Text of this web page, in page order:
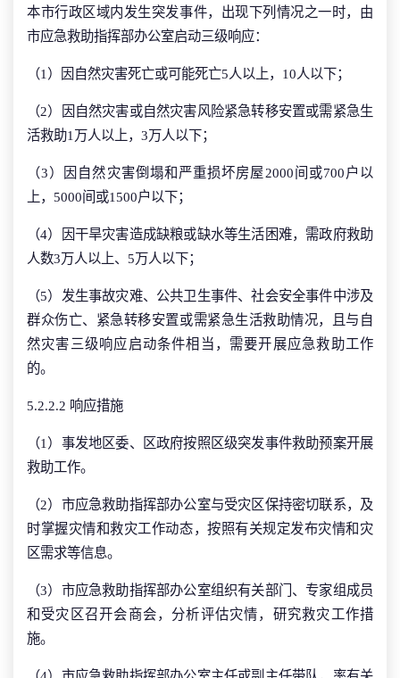
本市行政区域内发生突发事件，出现下列情况之一时，由
市应急救助指挥部办公室启动三级响应：
（1）因自然灾害死亡或可能死亡5人以上，10人以下；
（2）因自然灾害或自然灾害风险紧急转移安置或需紧急生
活救助1万人以上，3万人以下；
（3）因自然灾害倒塌和严重损坏房屋2000间或700户以
上，5000间或1500户以下；
（4）因干旱灾害造成缺粮或缺水等生活困难，需政府救助
人数3万人以上、5万人以下；
（5）发生事故灾难、公共卫生事件、社会安全事件中涉及
群众伤亡、紧急转移安置或需紧急生活救助情况，且与自
然灾害三级响应启动条件相当，需要开展应急救助工作
的。
5.2.2.2 响应措施
（1）事发地区委、区政府按照区级突发事件救助预案开展
救助工作。
（2）市应急救助指挥部办公室与受灾区保持密切联系，及
时掌握灾情和救灾工作动态，按照有关规定发布灾情和灾
区需求等信息。
（3）市应急救助指挥部办公室组织有关部门、专家组成员
和受灾区召开会商会，分析评估灾情，研究救灾工作措
施。